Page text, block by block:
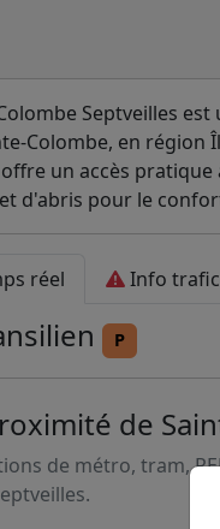
Septveilles
Colombe, en région
un accès
d'abris pour le
réel Info trafic
P
de
de métro, tram,